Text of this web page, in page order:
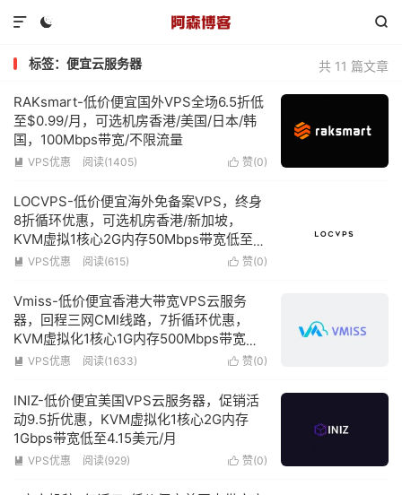
 

共 11 篇文章
标签：便宜云服务器
RAKsmart-低价便宜国外VPS全场6.5折低
至$0.99/月，可选机房香港/美国/日本/韩
国，100Mbps带宽/不限流量
 赞(0)
 VPS优惠 阅读(1405)
LOCVPS-低价便宜海外免备案VPS，终身
8折循环优惠，可选机房香港/新加坡，
KVM虚拟1核心2G内存50Mbps带宽低至
252元/年
 赞(0)
 VPS优惠 阅读(615)
Vmiss-低价便宜香港大带宽VPS云服务
器，回程三网CMI线路，7折循环优惠，
KVM虚拟化1核心1G内存500Mbps带宽低
至18元/月，最高可选5Gbps带宽
 赞(0)
 VPS优惠 阅读(1633)
INIZ-低价便宜美国VPS云服务器，促销活
动9.5折优惠，KVM虚拟化1核心2G内存
1Gbps带宽低至4.15美元/月
 赞(0)
 VPS优惠 阅读(929)